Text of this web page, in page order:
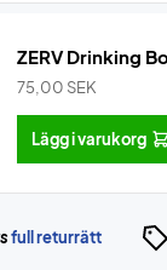
ZERV Drinking
75,00 SEK
Lägg i varukorg
full returrätt